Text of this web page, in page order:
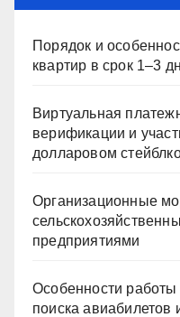
Порядок и
квартир в срок 1–3
Виртуальная
верификации и
долларовом
Организационные
предприятиями
Особенности
поиска